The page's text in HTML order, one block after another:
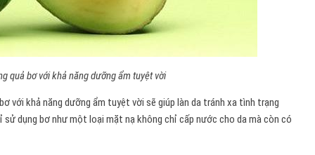
quả bơ với khả năng dưỡng ẩm tuyệt vời
với khả năng dưỡng ẩm tuyệt vời sẽ giúp làn da tránh xa tình trạng
dụng bơ như một loại mặt nạ không chỉ cấp nước cho da mà còn có